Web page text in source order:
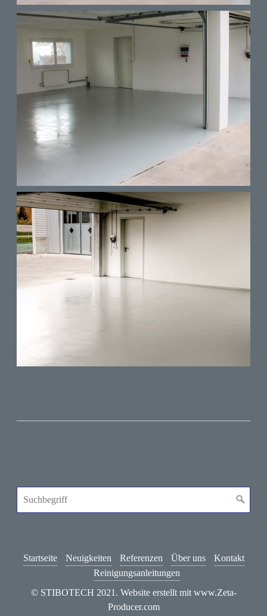
Startseite Neuigkeiten Referenzen Über uns
Kontakt
Reinigungsanleitungen
© STIBOTECH 2021. Website erstellt mit www.Zeta-
Producer.com